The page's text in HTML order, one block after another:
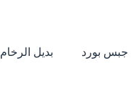
جبس بورد بديل الرخام